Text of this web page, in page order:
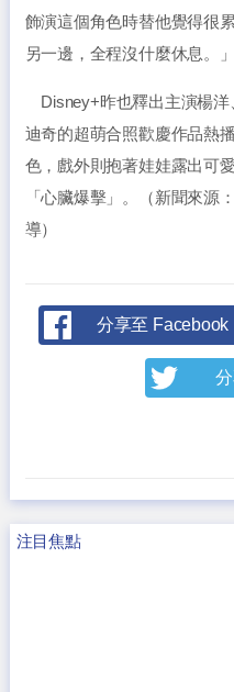
飾演這個角色時替他覺得很
另一邊，全程沒什麼休息。」
Disney+昨也釋出主演楊洋
迪奇的超萌合照歡慶作品熱
色，戲外則抱著娃娃露出可
「心臟爆擊」。（新聞來源
導）
分享至 Facebook
注目焦點